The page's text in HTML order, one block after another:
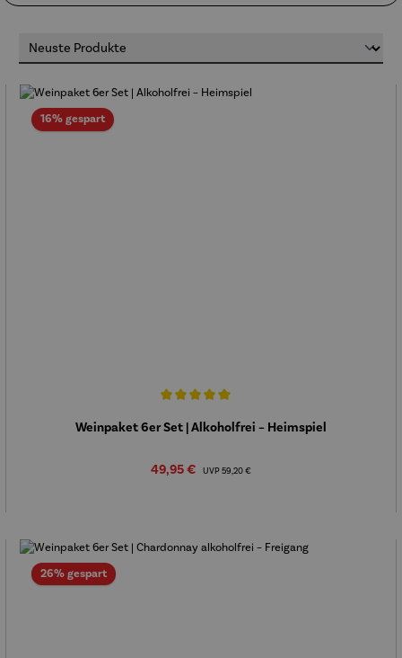
16% gespartRabatt
Weinpaket 6er Set | Alkoholfrei – Heimspiel
Verkaufspreis:
49,95 € UVP Regulärer Preis:
59,20 €
26% gespartRabatt